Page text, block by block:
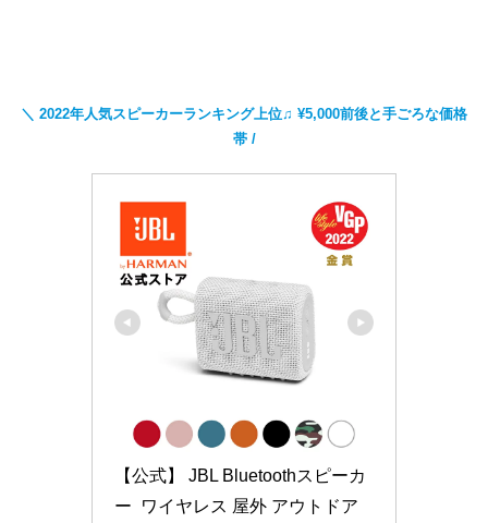
＼ 2022年人気スピーカーランキング上位♫ ¥5,000前後と手ごろな価格
帯 /
【公式】 JBL Bluetoothスピーカ
ー  ワイヤレス 屋外 アウトドア